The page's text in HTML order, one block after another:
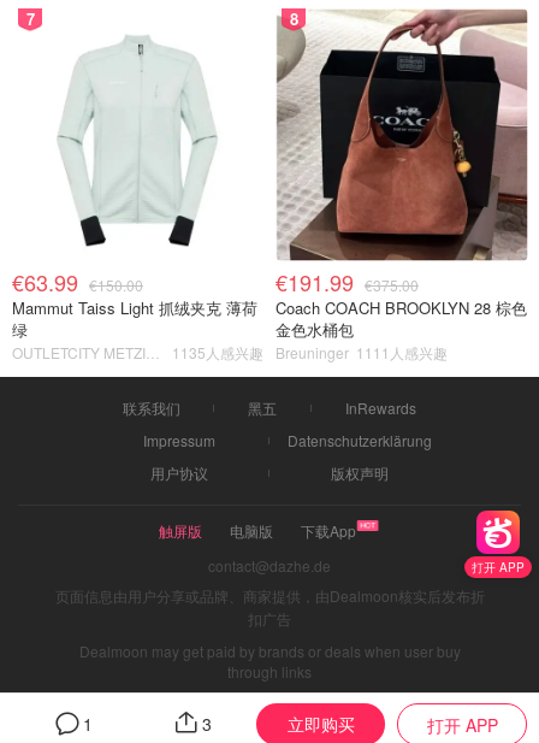
打开 APP
1 3 立即购买 打开 APP
7
€63.99 €150.00
Mammut Taiss Light 抓绒夹克 薄荷
绿
1135人感兴趣
8
€191.99 €375.00
Coach COACH BROOKLYN 28 棕色
金色水桶包
Breuninger 1111人感兴趣
联系我们 黑五
InRewards
Impressum
Datenschutzerklärung
用户协议
版权声明
触屏版 电脑版
下载App
contact@dazhe.de
页面信息由用户分享或品牌、商家提供，由Dealmoon核实后发布折
扣广告
Dealmoon may get paid by brands or deals when user buy
through links